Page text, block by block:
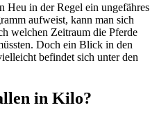
Heu in der Regel ein ungefähres
aufweist, kann man sich
welchen Zeitraum die Pferde
Doch ein Blick in den
befindet sich unter den
in Kilo?